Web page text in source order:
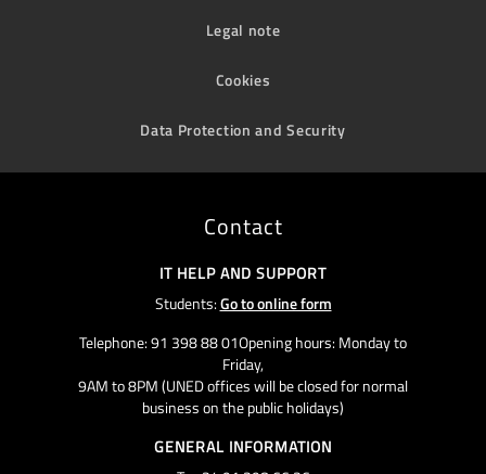
Legal note
Cookies
Data Protection and Security
Contact
IT HELP AND SUPPORT
Students:Go to online form
Telephone: 91 398 88 01Opening hours: Monday to
Friday,
9AM to 8PM (UNED offices will be closed for normal
business on the public holidays)
GENERAL INFORMATION